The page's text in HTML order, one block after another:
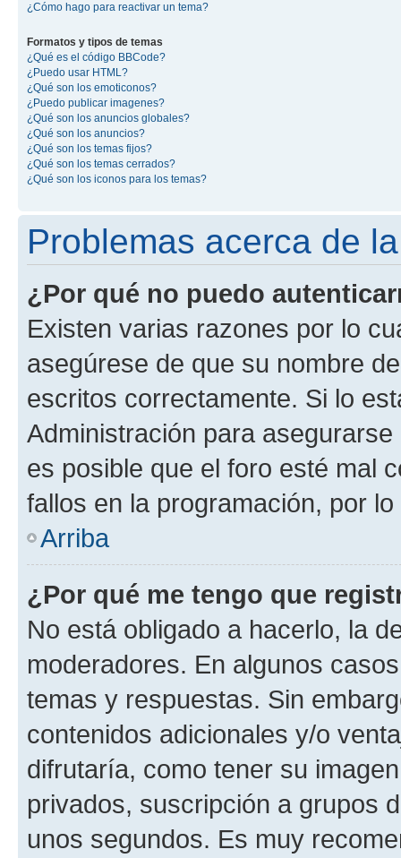
¿Cómo hago para reactivar un tema?
Formatos y tipos de temas
¿Qué es el código BBCode?
¿Puedo usar HTML?
¿Qué son los emoticonos?
¿Puedo publicar imagenes?
¿Qué son los anuncios globales?
¿Qué son los anuncios?
¿Qué son los temas fijos?
¿Qué son los temas cerrados?
¿Qué son los iconos para los temas?
Problemas acerca de
¿Por qué no puedo
Existen varias razones por lo
asegúrese de que su nombre
escritos correctamente. Si lo
Administración para
es posible que el foro esté mal
fallos en la programación, por
Arriba
¿Por qué me tengo que
No está obligado a hacerlo, la
moderadores. En algunos
temas y respuestas. Sin
contenidos adicionales y/o
difrutaría, como tener su
privados, suscripción a grupos
unos segundos. Es muy